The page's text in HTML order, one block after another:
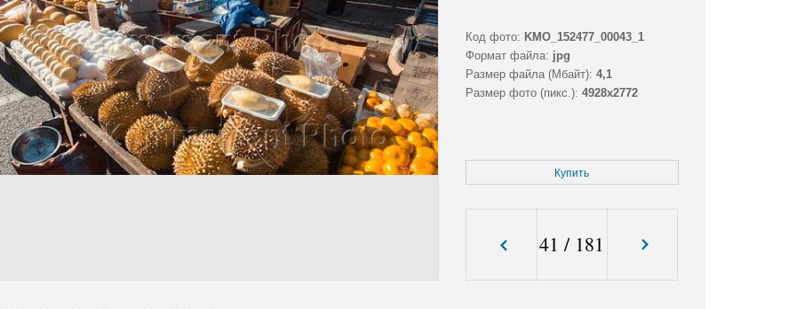
Код фото: KMO_152477_00043_1
Формат файла: jpg
Размер файла (Мбайт): 4,1
Размер фото (пикс.): 4928x2772
Купить
41 / 181